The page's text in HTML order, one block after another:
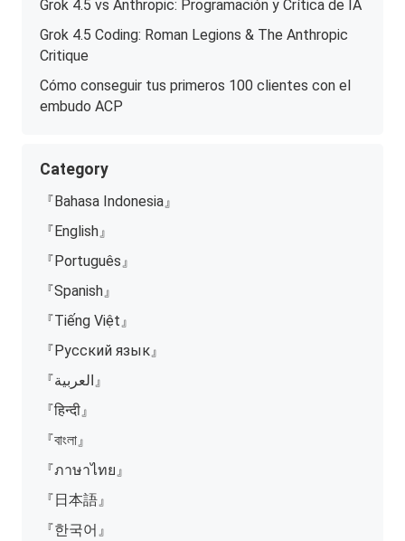
Grok 4.5 vs Anthropic: Programación y Crítica de IA
Grok 4.5 Coding: Roman Legions & The Anthropic
Critique
Cómo conseguir tus primeros 100 clientes con el
embudo ACP
Category
『Bahasa Indonesia』
『English』
『Português』
『Spanish』
『Tiếng Việt』
『Русский язык』
『العربية』
『हिन्दी』
『বাংলা』
『ภาษาไทย』
『日本語』
『한국어』